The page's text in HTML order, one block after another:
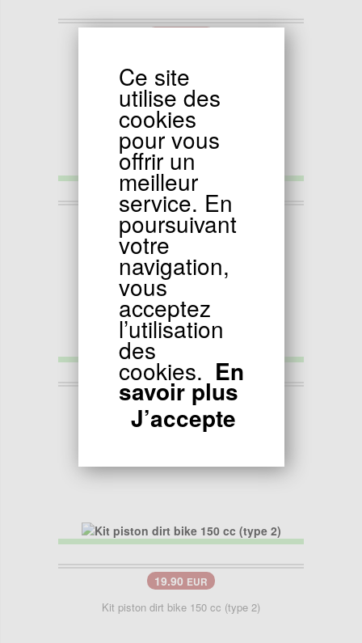
29.90EUR
Kit piston dirt bike 140 cc ( type 2 )
29.90 EUR
Kit piston dirt bike 150 cc (type 1)
19.90 EUR
Kit piston dirt bike 150 cc (type 2)
Ce site
utilise des
cookies
pour vous
offrir un
meilleur
service. En
poursuivant
votre
navigation,
vous
acceptez
l’utilisation
des
cookies. En
savoir plus
J’accepte